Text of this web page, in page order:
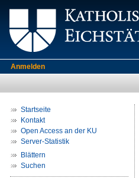
Anmelden
Startseite
Kontakt
Open Access an der KU
Server-Statistik
Blättern
Suchen